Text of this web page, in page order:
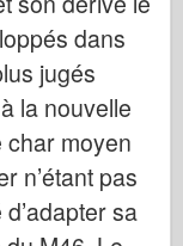
dans
jugés
la nouvelle
char moyen
n’étant pas
sa